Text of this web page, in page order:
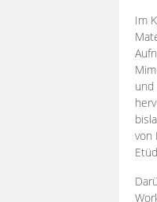
Im
und
von